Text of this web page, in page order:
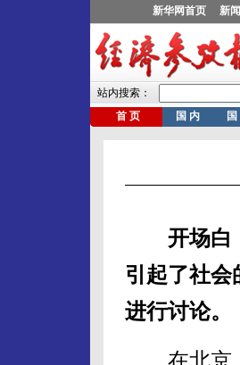
开场白：
引起了社
进行讨论。
在北京上